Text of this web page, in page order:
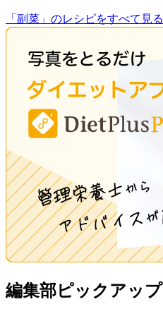
「副菜」のレシピをすべて見る
編集部ピックアップ